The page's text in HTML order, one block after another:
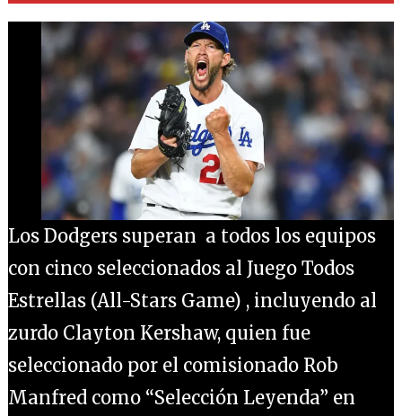
Los Dodgers superan a todos los equipos
con cinco seleccionados al Juego Todos
Estrellas (All-Stars Game) , incluyendo al
zurdo Clayton Kershaw, quien fue
seleccionado por el comisionado Rob
Manfred como “Selección Leyenda” en